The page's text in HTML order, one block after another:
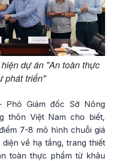
dự án "An toàn thực
phát triển"
Phó Giám đốc Sở Nông
thôn Việt Nam cho biết,
7-8 mô hình chuỗi giá
về hạ tầng, trang thiết
toàn thực phẩm từ khâu